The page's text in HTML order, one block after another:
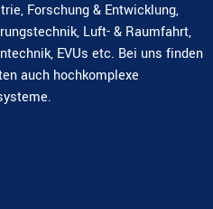
Forschung & Entwicklung,
Luft- & Raumfahrt,
EVUs etc. Bei uns finden
auch hochkomplexe